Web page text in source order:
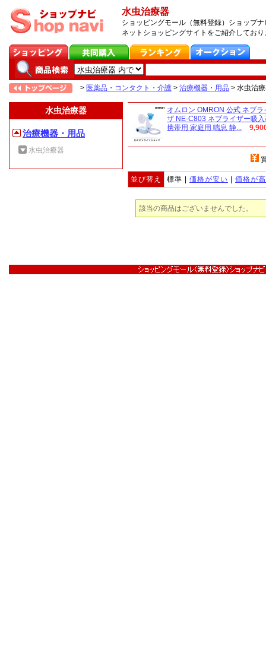
水虫治療器
ショッピングモール（無料登録）ショップ
ネットショッピングサイトをご紹介しており
> 医薬品・コンタクト・介護 > 治療機器・用品 > 水虫治
水虫治療器
治療機器・用品
水虫治療器
オムロン OMRON 公式 ネブラ
ザ NE-C803 ネブライザー吸
携帯用 家庭用 喘息 静...
並び替え 標準 | 価格が安い 価格が
該当の商品はございませんでした。